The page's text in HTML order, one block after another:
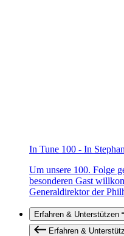
In Tune 100 - In
Um unsere 100. Folge
besonderen Gast
Generaldirektor der
Erfahren & Unterstützen
Erfahren &